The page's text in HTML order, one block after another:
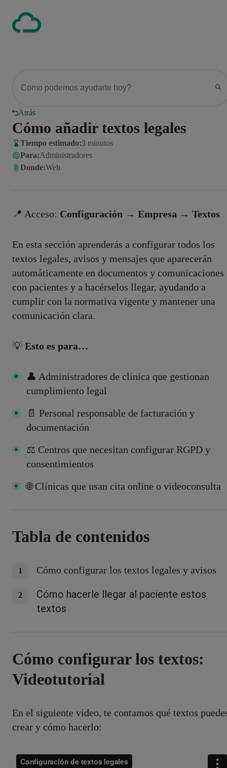
Atrás
Cómo añadir textos legales
Tiempo estimado:3 minutos
Para:Administradores
Donde:Web
📍 Acceso: Configuración → Empresa → Textos
En esta sección aprenderás a configurar todos los
textos legales, avisos y mensajes que aparecerán
automáticamente en documentos y comunicaciones
con pacientes y a hacérselos llegar, ayudando a
cumplir con la normativa vigente y mantener una
comunicación clara.
💡 Esto es para…
👤 Administradores de clínica que gestionan
cumplimiento legal
📄 Personal responsable de facturación y
documentación
⚖️ Centros que necesitan configurar RGPD y
consentimientos
🌐 Clínicas que usan cita online o videoconsulta
Tabla de contenidos
Cómo configurar los textos legales y avisos
Cómo hacerle llegar al paciente estos
textos
Cómo configurar los textos:
Videotutorial
En el siguiente video, te contamos qué textos
crear y cómo hacerlo: